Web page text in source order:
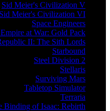
Sid Meier's Civilization V
Sid Meier's Civilization VI
Space Engineers
at War: Gold Pack
II: The Sith Lords
Starbound
Steel Division 2
Stellaris
Surviving Mars
Tabletop Simulator
Terraria
Binding of Isaac: Rebirth